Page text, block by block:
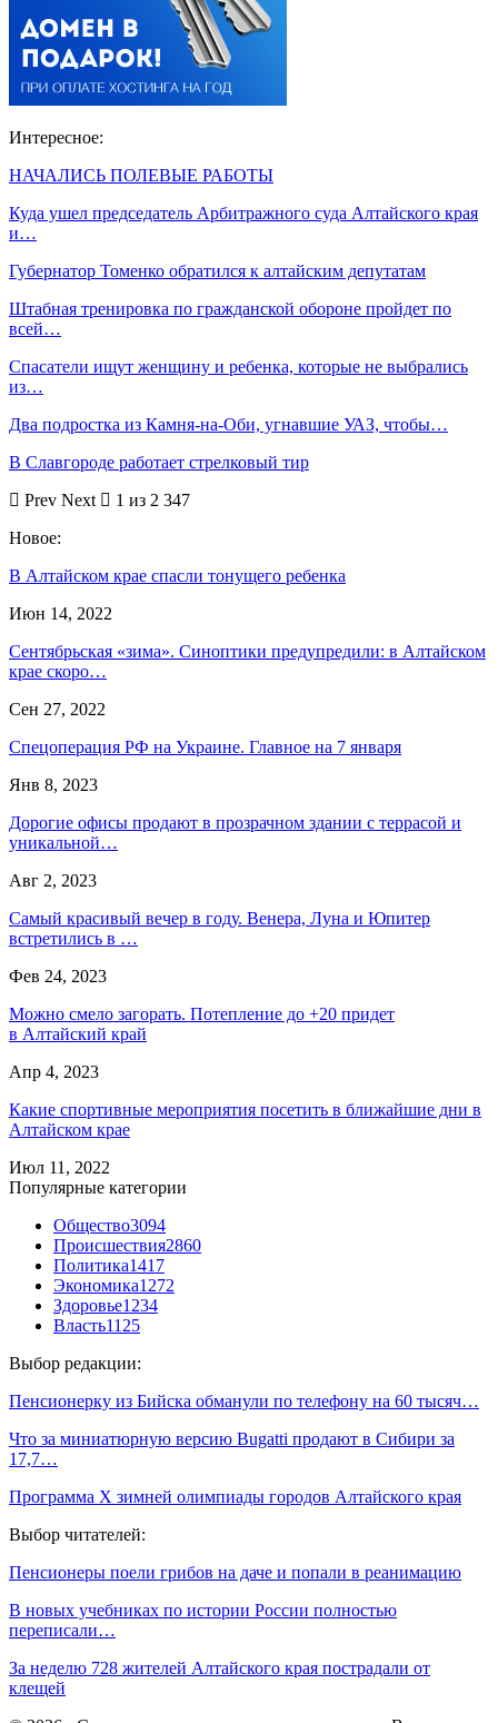
Интересное:
НАЧАЛИСЬ ПОЛЕВЫЕ РАБОТЫ
Куда ушел председатель Арбитражного суда Алтайского края
и…
Губернатор Томенко обратился к алтайским депутатам
Штабная тренировка по гражданской обороне пройдет по
всей…
Спасатели ищут женщину и ребенка, которые не выбрались
из…
Два подростка из Камня-на-Оби, угнавшие УАЗ, чтобы…
В Славгороде работает стрелковый тир
Prev Next
1 из 2 347
Новое:
В Алтайском крае спасли тонущего ребенка
Июн 14, 2022
Сентябрьская «зима». Синоптики предупредили: в Алтайском
крае скоро…
Сен 27, 2022
Спецоперация РФ на Украине. Главное на 7 января
Янв 8, 2023
Дорогие офисы продают в прозрачном здании с террасой и
уникальной…
Авг 2, 2023
Самый красивый вечер в году. Венера, Луна и Юпитер
встретились в …
Фев 24, 2023
Можно смело загорать. Потепление до +20 придет
в Алтайский край
Апр 4, 2023
Какие спортивные мероприятия посетить в ближайшие дни в
Алтайском крае
Июл 11, 2022
Популярные категории
Общество3094
Происшествия2860
Политика1417
Экономика1272
Здоровье1234
Власть1125
Выбор редакции:
Пенсионерку из Бийска обманули по телефону на 60 тысяч…
Что за миниатюрную версию Bugatti продают в Сибири за
17,7…
Программа Х зимней олимпиады городов Алтайского края
Выбор читателей:
Пенсионеры поели грибов на даче и попали в реанимацию
В новых учебниках по истории России полностью
переписали…
За неделю 728 жителей Алтайского края пострадали от
клещей